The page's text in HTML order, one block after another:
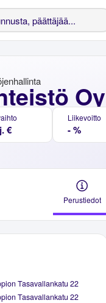
€
Liikevoitto
- %
Perustiedot
Tasavallankatu 22
Tasavallankatu 22